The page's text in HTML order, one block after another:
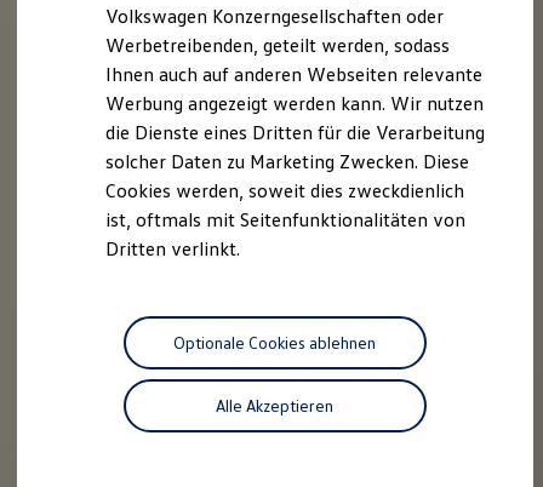
Bidirektionales Laden
Förderung & Kosten der Elektrofahrzeuge
Fördermöglichkeiten für Privatkunden
Kostensimulator
Autonomes Fahren
Mehr zum ID. Buzz
California Welt
California Club
California Magazin & Ratgeber
California Reisen & Erlebnisse
California App
California Lifestyle & Zubehör
Übernachten im California
Unternehmen
Volkswagen Konzerngesellschaften oder
Werbetreibenden, geteilt werden, sodass
Ihnen auch auf anderen Webseiten relevante
Werbung angezeigt werden kann. Wir nutzen
die Dienste eines Dritten für die Verarbeitung
solcher Daten zu Marketing Zwecken. Diese
Cookies werden, soweit dies zweckdienlich
ist, oftmals mit Seitenfunktionalitäten von
Dritten verlinkt.
Alle Akzeptieren
Optionale Cookies ablehnen